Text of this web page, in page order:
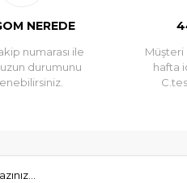
NEREDE
numarası ile
durumunu
Müşteri
hafta